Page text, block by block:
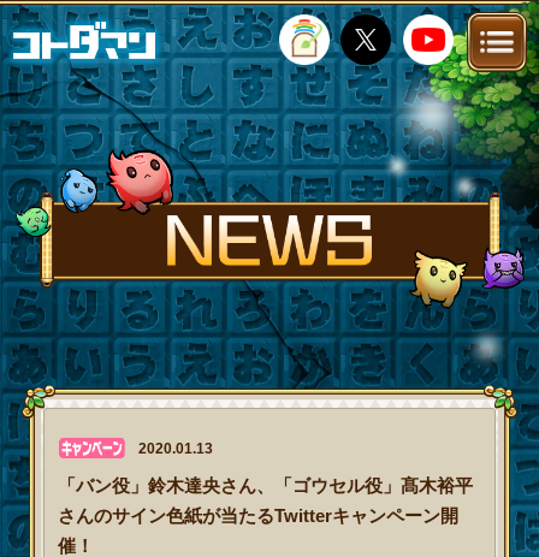
TOP STORY NEWS
FANKIT FAQ
2020.01.13
「バン役」鈴木達央さん、「ゴウセル役」髙木裕平
さんのサイン色紙が当たるTwitterキャンペーン開
催！